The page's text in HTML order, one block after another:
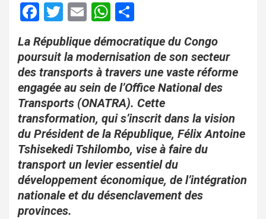
F
a
ce
b
o
o
k
T
wi
tt
er
E
m
ail
W
at
s
A
p
p
ar
ta
g
er
La République démocratique du Congo
poursuit la modernisation de son secteur
des transports à travers une vaste réforme
engagée au sein de l’Office National des
Transports (ONATRA). Cette
transformation, qui s’inscrit dans la vision
du Président de la République, Félix Antoine
Tshisekedi Tshilombo, vise à faire du
transport un levier essentiel du
développement économique, de l’intégration
nationale et du désenclavement des
provinces.